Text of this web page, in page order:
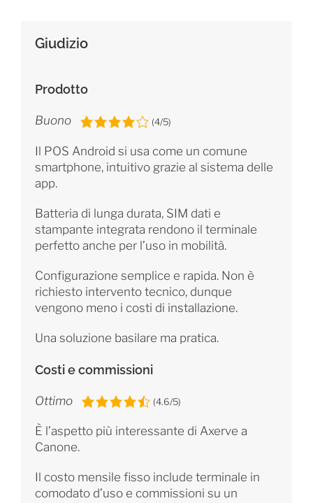
Giudizio
Prodotto
Buono (4/5)
Il POS Android si usa come un comune
smartphone, intuitivo grazie al sistema delle
app.
Batteria di lunga durata, SIM dati e
stampante integrata rendono il terminale
perfetto anche per l’uso in mobilità.
Configurazione semplice e rapida. Non è
richiesto intervento tecnico, dunque
vengono meno i costi di installazione.
Una soluzione basilare ma pratica.
Costi e commissioni
Ottimo (4.6/5)
È l’aspetto più interessante di Axerve a
Canone.
Il costo mensile fisso include terminale in
comodato d’uso e commissioni su un